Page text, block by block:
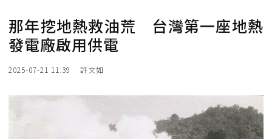
那年挖地熱救油荒 台灣第一座地熱
發電廠啟用供電
2025-07-21 11:39 許文如